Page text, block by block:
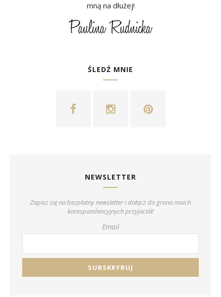
mną na dłużej!
ŚLEDŹ MNIE
NEWSLETTER
Zapisz się na bezpłatny newsletter i dołącz do grona moich
korespondencyjnych przyjaciół!
Email